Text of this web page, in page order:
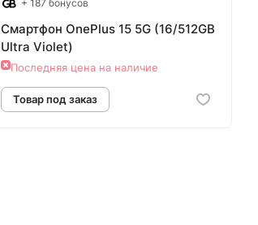
+ 187 бонусов
Смартфон OnePlus 15 5G (16/512GB
Ultra Violet)
Последняя цена на наличие